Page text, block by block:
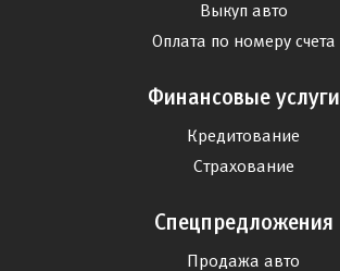
Выкуп авто
Оплата по номеру счета
Финансовые услуги
Кредитование
Страхование
Спецпредложения
Продажа авто